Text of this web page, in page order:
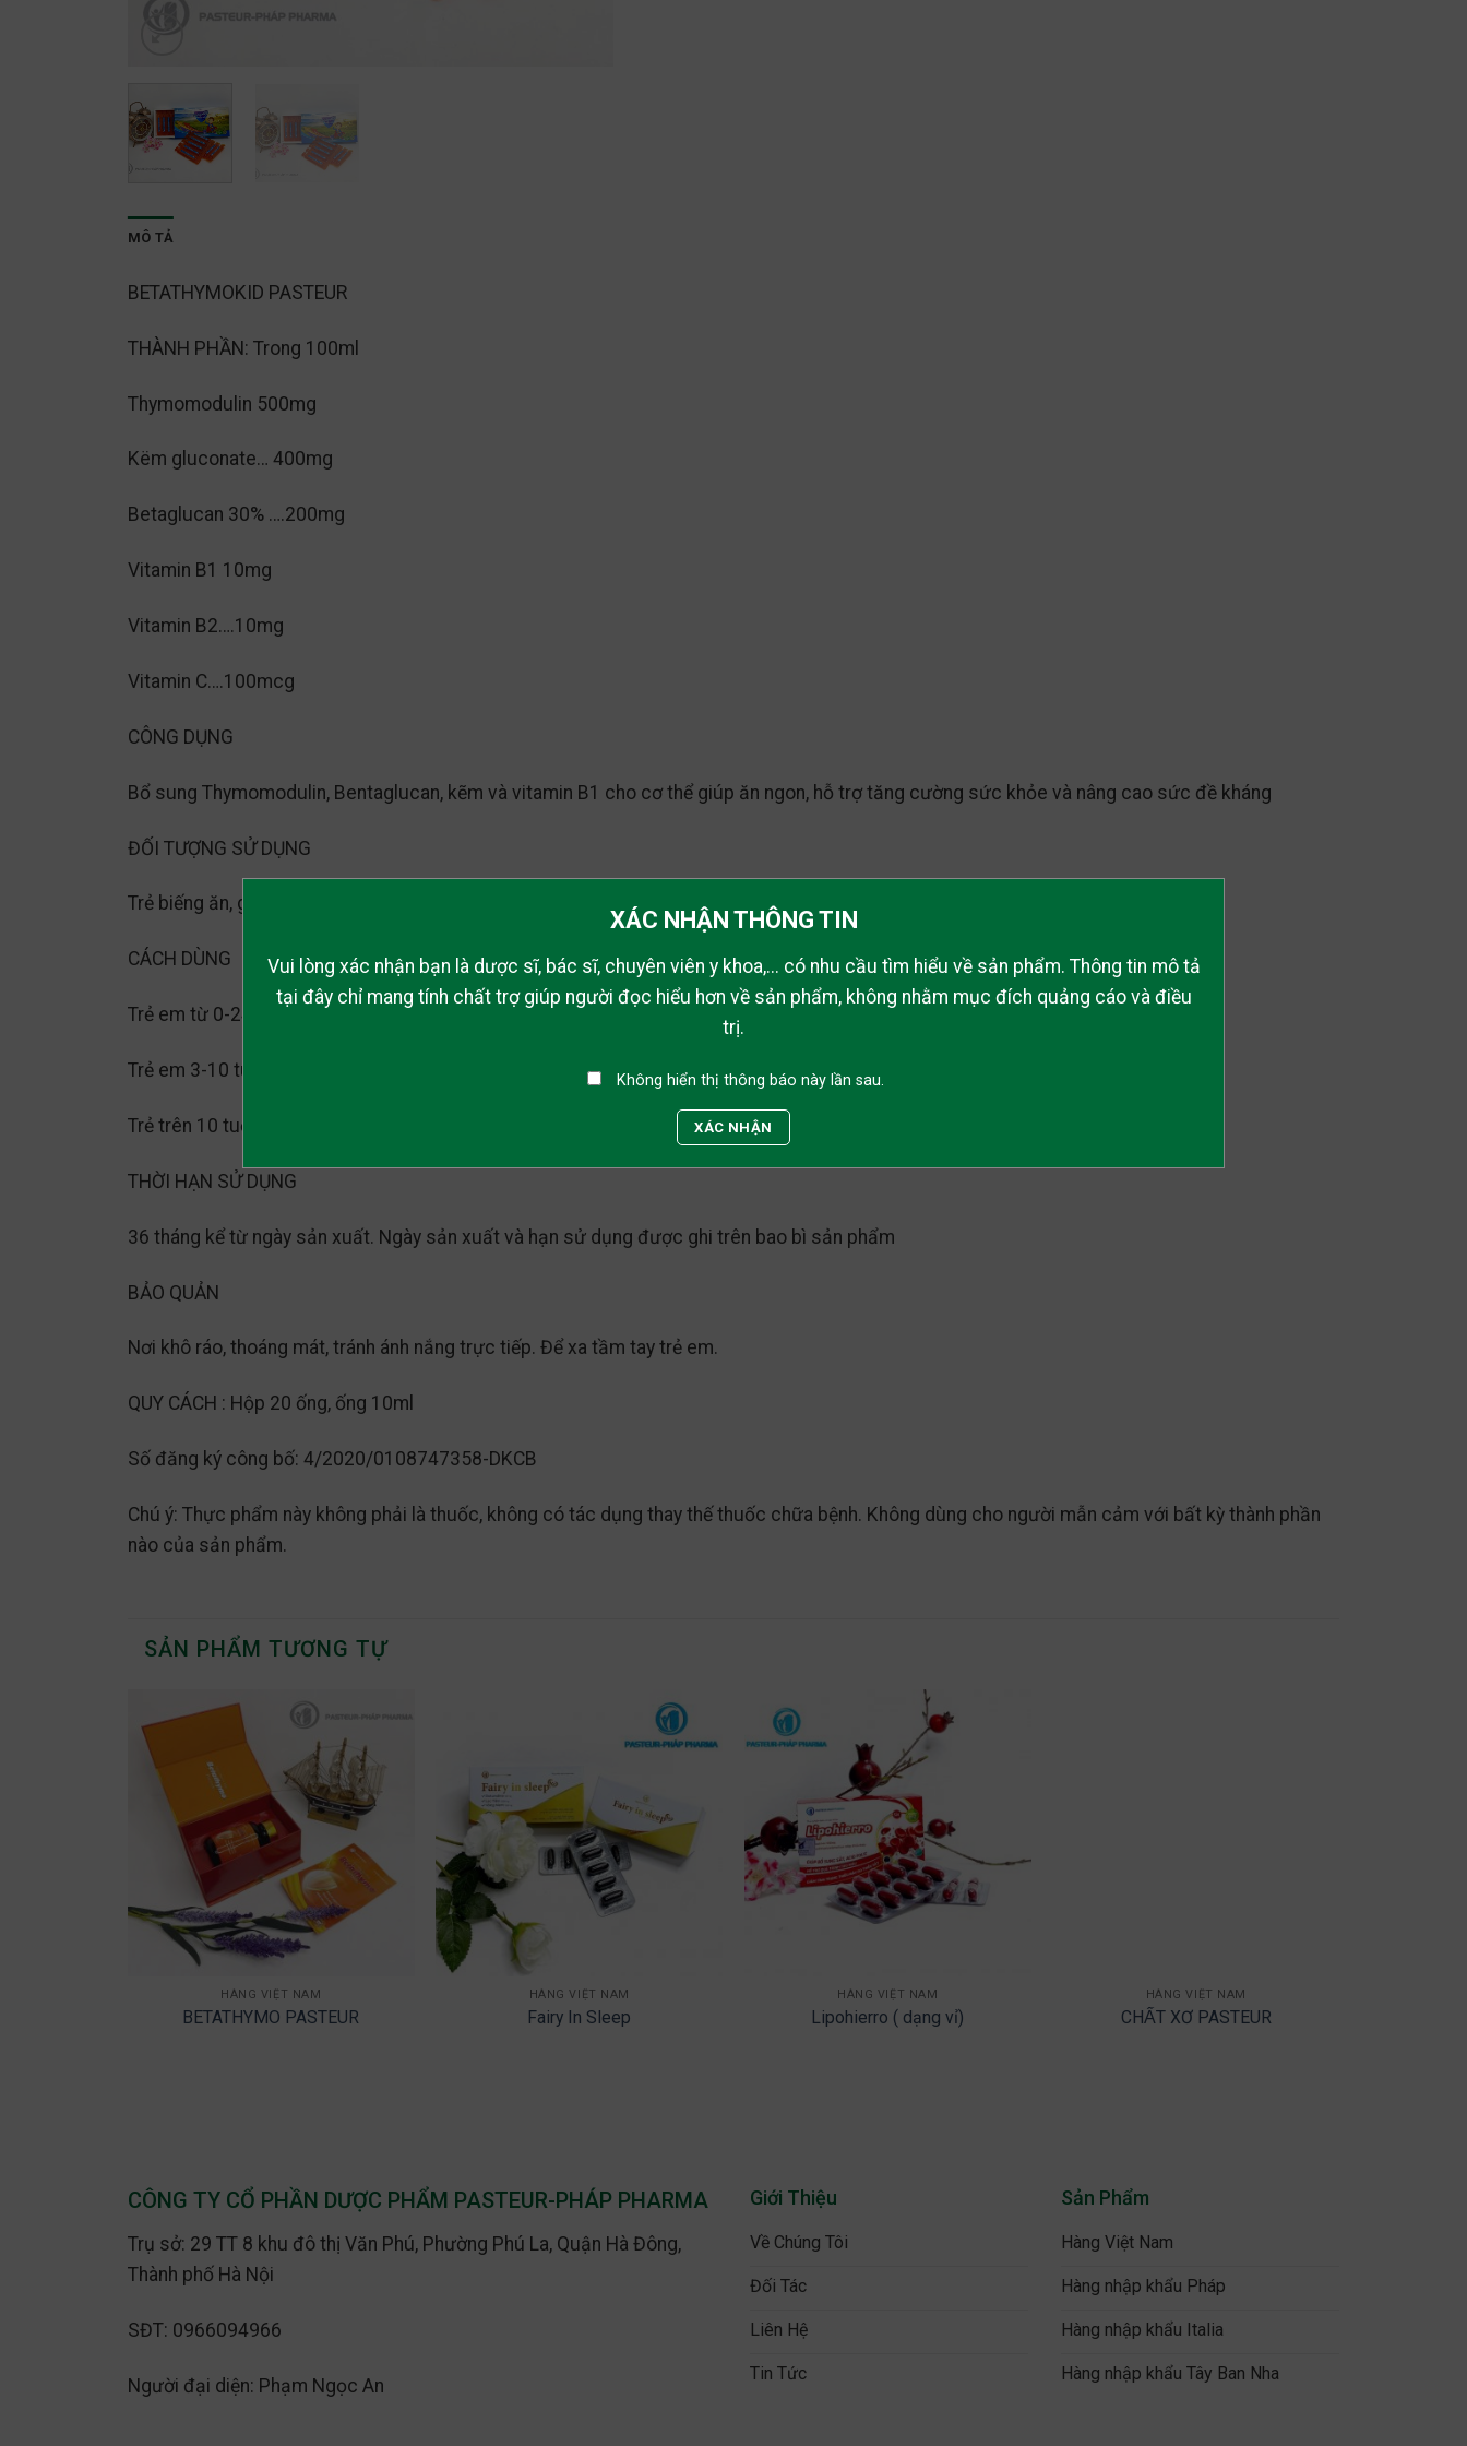
MÔ TẢ
BETATHYMOKID PASTEUR
THÀNH PHẦN: Trong 100ml
Thymomodulin 500mg
Këm gluconate… 400mg
Betaglucan 30% ….200mg
Vitamin B1 10mg
Vitamin B2….10mg
Vitamin C….100mcg
CÔNG DỤNG
Bổ sung Thymomodulin, Bentaglucan, kẽm và vitamin B1 cho cơ thể giúp ăn ngon, hỗ trợ tăng cường sức khỏe và nâng cao sức đề kháng
ĐỐI TƯỢNG SỬ DỤNG
Trẻ biếng ăn, gầy yếu, trẻ có sức đề kháng kém dễ bị viêm đường hô hấp khi thời tiết thay đổi.
CÁCH DÙNG
Trẻ em từ 0-24 tháng tuổi: uống 10ml/lần/ngày hoặc tham khảo ý kiến thầy thuốc trước khi dùng.
Trẻ em 3-10 tuổi: uống 10ml/lần, ngày 1-2 lần.
Trẻ trên 10 tuổi: uống 10ml/ lần, ngày 2 lần
THỜI HẠN SỬ DỤNG
36 tháng kể từ ngày sản xuất. Ngày sản xuất và hạn sử dụng được ghi trên bao bì sản phẩm
BẢO QUẢN
Nơi khô ráo, thoáng mát, tránh ánh nắng trực tiếp. Để xa tầm tay trẻ em.
QUY CÁCH : Hộp 20 ống, ống 10ml
Số đăng ký công bố: 4/2020/0108747358-DKCB
Chú ý: Thực phẩm này không phải là thuốc, không có tác dụng thay thế thuốc chữa bệnh. Không dùng cho người mẫn cảm với bất kỳ thành phần
nào của sản phẩm.
SẢN PHẨM TƯƠNG TỰ
HÀNG VIỆT NAM
BETATHYMO PASTEUR
HÀNG VIỆT NAM
Fairy In Sleep
HÀNG VIỆT NAM
Lipohierro ( dạng vỉ)
HÀNG VIỆT NAM
CHẤT XƠ PASTEUR
CÔNG TY CỔ PHẦN DƯỢC PHẨM PASTEUR-PHÁP PHARMA
Trụ sở: 29 TT 8 khu đô thị Văn Phú, Phường Phú La, Quận Hà Đông,
Thành phố Hà Nội
SĐT: 0966094966
Người đại diện: Phạm Ngọc An
Giới Thiệu
Về Chúng Tôi
Đối Tác
Liên Hệ
Tin Tức
Sản Phẩm
Hàng Việt Nam
Hàng nhập khẩu Pháp
Hàng nhập khẩu Italia
Hàng nhập khẩu Tây Ban Nha
XÁC NHẬN THÔNG TIN
Vui lòng xác nhận bạn là dược sĩ, bác sĩ, chuyên viên y khoa,... có nhu cầu tìm hiểu về sản phẩm. Thông tin mô tả
tại đây chỉ mang tính chất trợ giúp người đọc hiểu hơn về sản phẩm, không nhằm mục đích quảng cáo và điều
trị.
Không hiển thị thông báo này lần sau.
XÁC NHẬN